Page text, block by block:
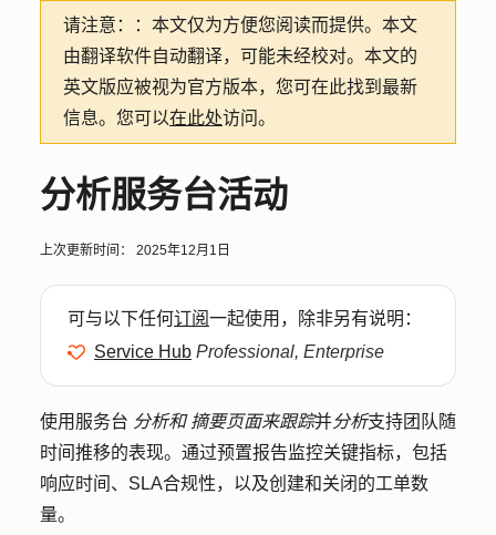
请注意： ：本文仅为方便您阅读而提供。 本文
由翻译软件自动翻译，可能未经校对。本文的
英文版应被视为官方版本，您可在此找到最新
信息。您可以在此处访问。
分析服务台活动
上次更新时间： 2025年12月1日
可与以下任何订阅一起使用，除非另有说明：
Service Hub Professional, Enterprise
使用服务台 分析和 摘要页面来跟踪并分析支持团队随
时间推移的表现。通过预置报告监控关键指标，包括
响应时间、SLA合规性，以及创建和关闭的工单数
量。